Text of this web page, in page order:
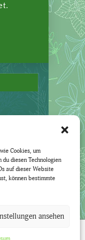
Cookies, um
diesen Technologien
auf dieser Website
können bestimmte
ansehen